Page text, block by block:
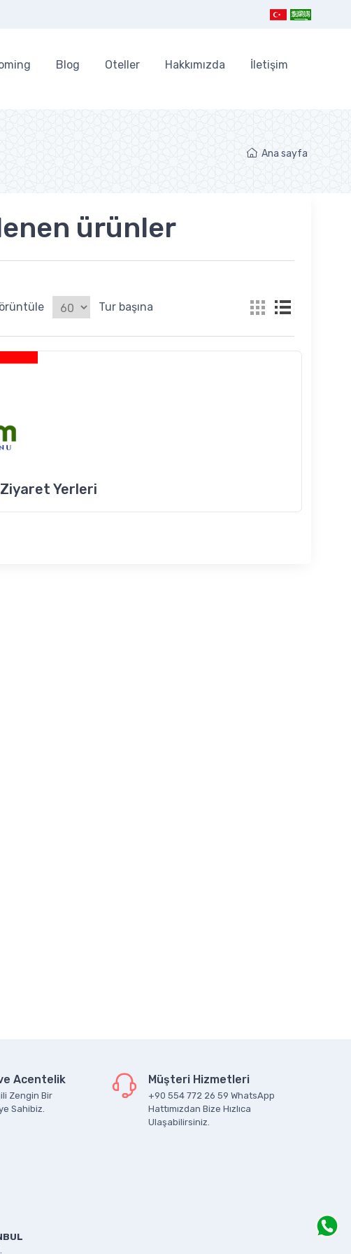
Blog Oteller Hakkımızda İletişim
Ana sayfa
ürünler
Tur başına
Yerleri
Acentelik
Zengin Bir
Sahibiz.
Müşteri Hizmetleri
+90 554 772 26 59 WhatsApp
Hattımızdan Bize Hızlıca
Ulaşabilirsiniz.